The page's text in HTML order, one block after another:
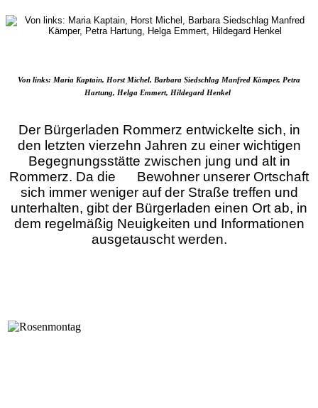
Von links: Maria Kaptain, Horst Michel, Barbara Siedschlag Manfred Kämper, Petra
Hartung, Helga Emmert, Hildegard Henkel
Der Bürgerladen Rommerz entwickelte sich, in
den letzten vierzehn Jahren zu einer wichtigen
Begegnungsstätte zwischen jung und alt in
Rommerz. Da die Bewohner unserer Ortschaft
sich immer weniger auf der Straße treffen und
unterhalten, gibt der Bürgerladen einen Ort ab, in
dem regelmäßig Neuigkeiten und Informationen
ausgetauscht werden.